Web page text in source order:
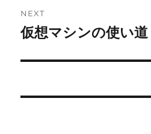
NEXT
Next
仮想マシンの使い道